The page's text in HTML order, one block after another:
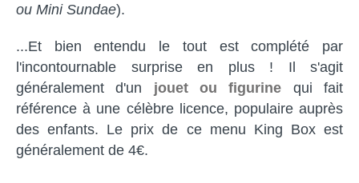
ou Mini Sundae).
...Et bien entendu le tout est complété par
l'incontournable surprise en plus ! Il s'agit
généralement d'un jouet ou figurine qui fait
référence à une célèbre licence, populaire auprès
des enfants. Le prix de ce menu King Box est
généralement de 4€.